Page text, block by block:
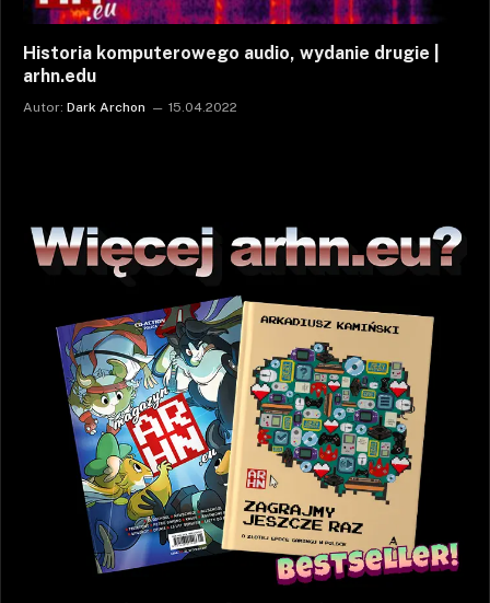
Historia komputerowego audio, wydanie drugie |
arhn.edu
Autor: Dark Archon 15.04.2022